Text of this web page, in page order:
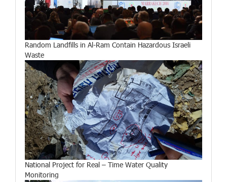
Random Landfills in Al-Ram Contain Hazardous Israeli
Waste
National Project for Real – Time Water Quality
Monitoring